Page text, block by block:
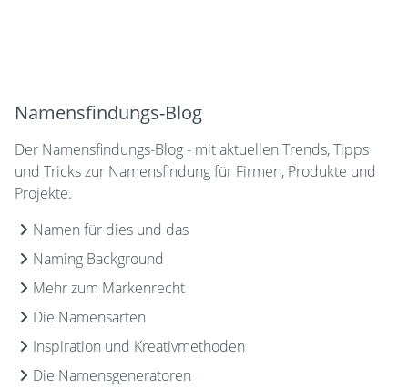
Namensfindungs-Blog
Der Namensfindungs-Blog - mit aktuellen Trends, Tipps
und Tricks zur Namensfindung für Firmen, Produkte und
Projekte.
Namen für dies und das
Naming Background
Mehr zum Markenrecht
Die Namensarten
Inspiration und Kreativmethoden
Die Namensgeneratoren